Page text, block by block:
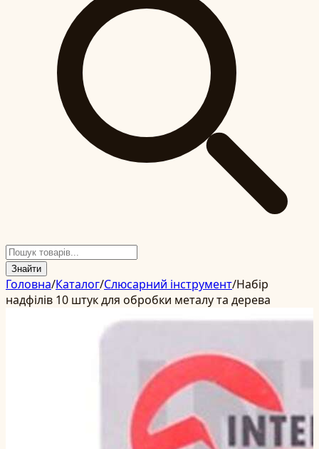
Знайти
Головна/Каталог/Слюсарний інструмент/Набір
надфілів 10 штук для обробки металу та дерева